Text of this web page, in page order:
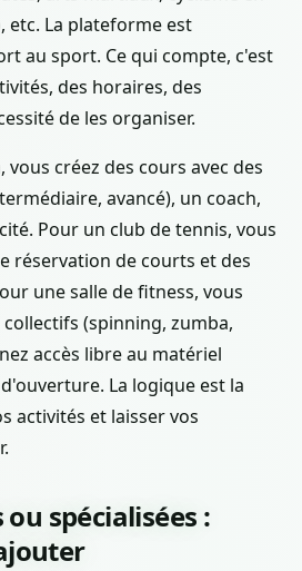
La plateforme est
au sport. Ce qui compte, c'est
des horaires, des
de les organiser.
créez des cours avec des
avancé), un coach,
Pour un club de tennis, vous
réservation de courts et des
une salle de fitness, vous
(spinning, zumba,
accès libre au matériel
La logique est la
activités et laisser vos
spécialisées :